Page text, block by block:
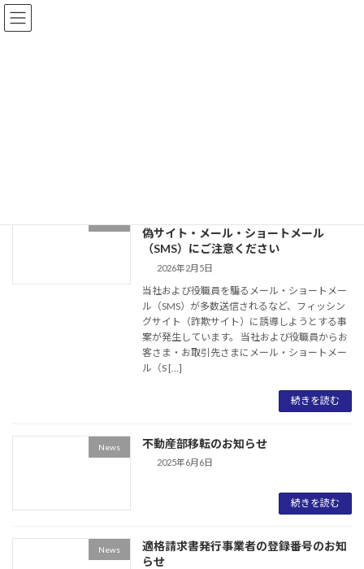
コ
ン
ナ
ビ
偽サイト・メール・ショートメール
（SMS）にご注意ください
2026年2月5日
当社および役職員を騙るメール・ショートメー
ル（SMS）が多数送信されるなど、フィッシン
グサイト（詐欺サイト）に誘導しようとする事
案が発生しています。 当社および役職員からお
客さま・お取引先さまにメール・ショートメー
ル（S […]
続きを読む
News 不動産部移転のお知らせ
2025年6月6日
続きを読む
News
適格請求書発行事業者の登録番号のお知
らせ